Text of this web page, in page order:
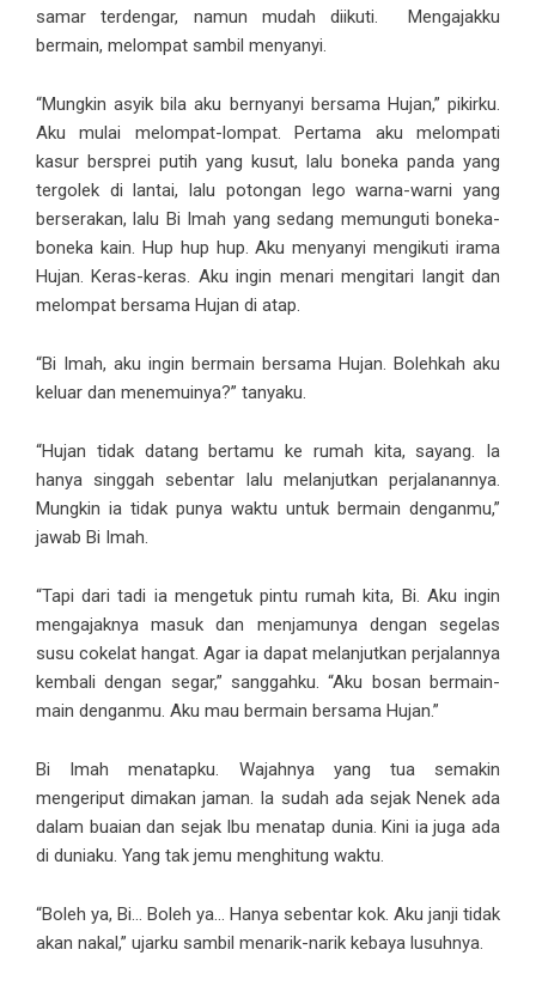
samar terdengar, namun mudah diikuti. Mengajakku
bermain, melompat sambil menyanyi.
“Mungkin asyik bila aku bernyanyi bersama Hujan,” pikirku.
Aku mulai melompat-lompat. Pertama aku melompati
kasur bersprei putih yang kusut, lalu boneka panda yang
tergolek di lantai, lalu potongan lego warna-warni yang
berserakan, lalu Bi Imah yang sedang memunguti boneka-
boneka kain. Hup hup hup. Aku menyanyi mengikuti irama
Hujan. Keras-keras. Aku ingin menari mengitari langit dan
melompat bersama Hujan di atap.
“Bi Imah, aku ingin bermain bersama Hujan. Bolehkah aku
keluar dan menemuinya?” tanyaku.
“Hujan tidak datang bertamu ke rumah kita, sayang. Ia
hanya singgah sebentar lalu melanjutkan perjalanannya.
Mungkin ia tidak punya waktu untuk bermain denganmu,”
jawab Bi Imah.
“Tapi dari tadi ia mengetuk pintu rumah kita, Bi. Aku ingin
mengajaknya masuk dan menjamunya dengan segelas
susu cokelat hangat. Agar ia dapat melanjutkan perjalannya
kembali dengan segar,” sanggahku. “Aku bosan bermain-
main denganmu. Aku mau bermain bersama Hujan.”
Bi Imah menatapku. Wajahnya yang tua semakin
mengeriput dimakan jaman. Ia sudah ada sejak Nenek ada
dalam buaian dan sejak Ibu menatap dunia. Kini ia juga ada
di duniaku. Yang tak jemu menghitung waktu.
“Boleh ya, Bi… Boleh ya… Hanya sebentar kok. Aku janji tidak
akan nakal,” ujarku sambil menarik-narik kebaya lusuhnya.